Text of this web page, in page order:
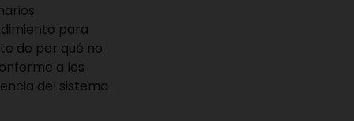
para
de por qué no
a los
del sistema